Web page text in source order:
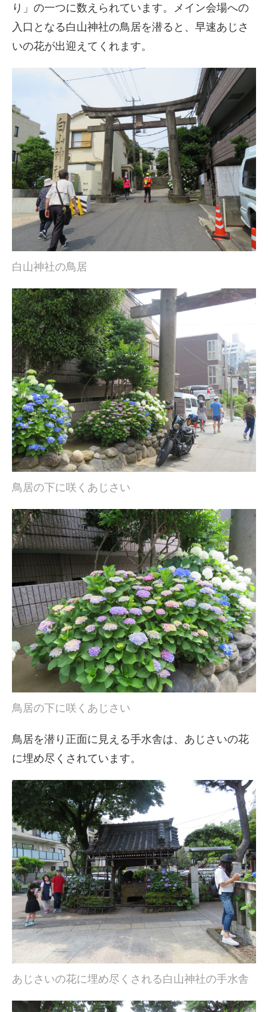
り」の一つに数えられています。メイン会場への
入口となる白山神社の鳥居を潜ると、早速あじさ
いの花が出迎えてくれます。
白山神社の鳥居
鳥居の下に咲くあじさい
鳥居の下に咲くあじさい
鳥居を潜り正面に見える手水舎は、あじさいの花
に埋め尽くされています。
あじさいの花に埋め尽くされる白山神社の手水舎